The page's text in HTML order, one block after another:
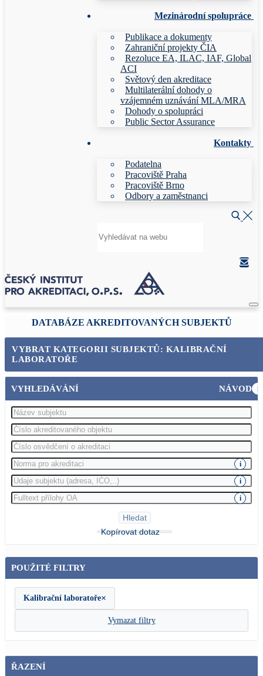
Mezinárodní spolupráce
Publikace a dokumenty
Zahraniční projekty ČIA
Rezoluce EA, ILAC, IAF, Global
ACI
Světový den akreditace
Multilaterální dohody o
vzájemném uznávání MLA/MRA
Dohody o spolupráci
Public Sector Assurance
Kontakty
Podatelna
Pracoviště Praha
Pracoviště Brno
Odbory a zaměstnanci
DATABÁZE AKREDITOVANÝCH SUBJEKTŮ
VYBRAT KATEGORII SUBJEKTŮ: KALIBRAČNÍ
LABORATOŘE
VYHLEDÁVÁNÍ NÁVOD i
i
i
i
Hledat
Kopírovat dotaz
POUŽITÉ FILTRY
Kalibrační laboratoře×
Vymazat filtry
ŘAZENÍ